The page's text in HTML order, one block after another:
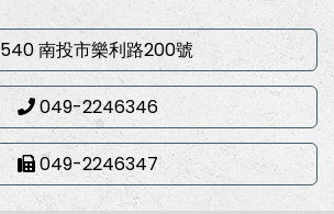
540 南投市樂利路200號
049-2246346
049-2246347